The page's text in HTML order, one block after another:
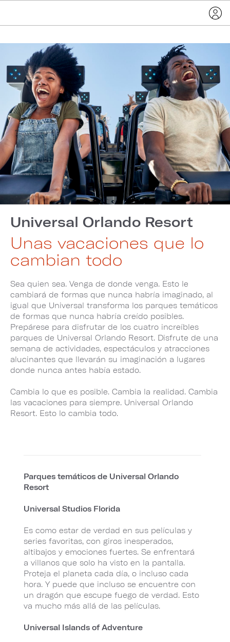
Universal Orlando Resort
Unas vacaciones que lo
cambian todo
Sea quien sea. Venga de donde venga. Esto le
cambiará de formas que nunca habría imaginado, al
igual que Universal transforma los parques temáticos
de formas que nunca habría creído posibles.
Prepárese para disfrutar de los cuatro increíbles
parques de Universal Orlando Resort. Disfrute de una
semana de actividades, espectáculos y atracciones
alucinantes que llevarán su imaginación a lugares
donde nunca antes había estado.
Cambia lo que es posible. Cambia la realidad. Cambia
las vacaciones para siempre. Universal Orlando
Resort. Esto lo cambia todo.
Parques temáticos de Universal Orlando
Resort
Universal Studios Florida
Es como estar de verdad en sus películas y
series favoritas, con giros inesperados,
altibajos y emociones fuertes. Se enfrentará
a villanos que solo ha visto en la pantalla.
Proteja el planeta cada día, o incluso cada
hora. Y puede que incluso se encuentre con
un dragón que escupe fuego de verdad. Esto
va mucho más allá de las películas.
Universal Islands of Adventure